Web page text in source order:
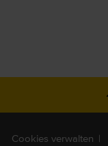
Cookies verwalten